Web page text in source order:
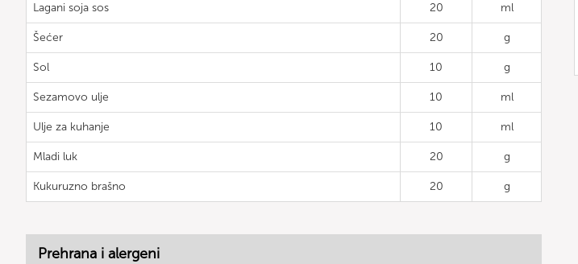
Lagani soja sos 20 ml
Šećer 20 g
Sol 10 g
Sezamovo ulje 10 ml
Ulje za kuhanje 10 ml
Mladi luk 20 g
Kukuruzno brašno 20 g
Prehrana i alergeni